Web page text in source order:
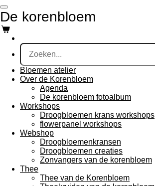
Ga
direct
naar
de
hoofdinhoud
De korenbloem
Bloemen atelier
Over de Korenbloem
Agenda
De korenbloem fotoalbum
Workshops
Droogbloemen krans workshops
flowerpanel workshops
Webshop
Droogbloemenkransen
Droogbloemen creaties
Zonvangers van de korenbloem
Thee
Thee van de Korenbloem